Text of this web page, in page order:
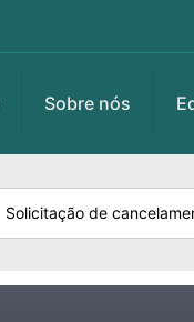
Sobre nós
Solicitação de